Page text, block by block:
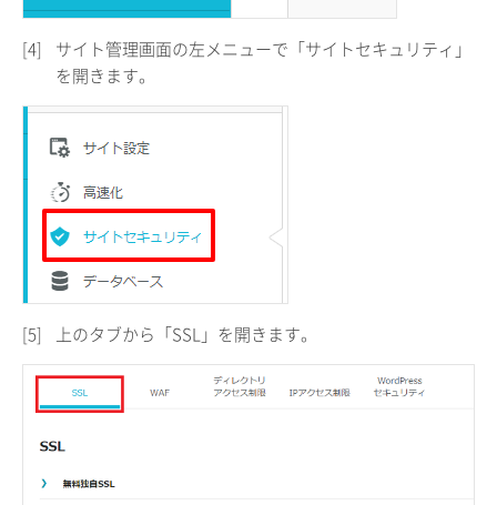
[4]
サイト管理画面の左メニューで「サイトセキュリティ」
を開きます。
[5] 上のタブから「SSL」を開きます。